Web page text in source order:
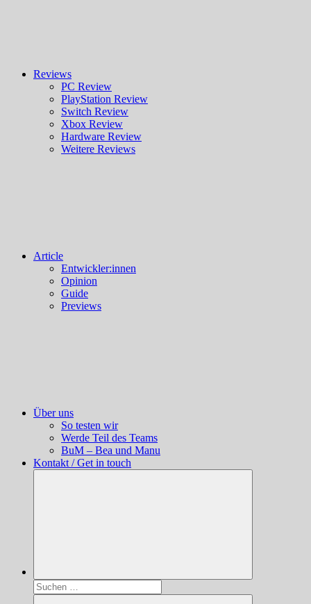
Reviews
PC Review
PlayStation Review
Switch Review
Xbox Review
Hardware Review
Weitere Reviews
Article
Entwickler:innen
Opinion
Guide
Previews
Über uns
So testen wir
Werde Teil des Teams
BuM – Bea und Manu
Kontakt / Get in touch
Suchen
nach: